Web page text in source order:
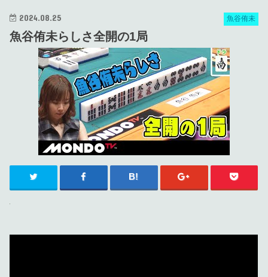
魚谷侑未
2024.08.25
魚谷侑未らしさ全開の1局